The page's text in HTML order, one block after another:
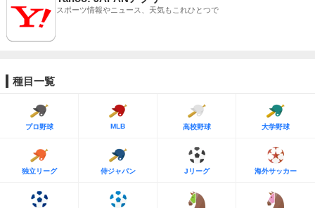
スポーツ情報やニュース、天気もこれひとつで
種目一覧
プロ野球 MLB 高校野球 大学野球
独立リーグ 侍ジャパン Jリーグ 海外サッカー